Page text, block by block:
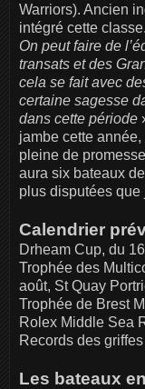
Warriors). Ancien
intégré cette
On peut faire de
transats et des
cela se fait avec
certaine sagesse
dans cette période
jambe cette
pleine de
aura six bateaux
plus disputées que
Calendrier
Drheam Cup, du
Trophée des
août, St Quay
Trophée de Brest
Rolex Middle Sea
Records des
Les bateaux